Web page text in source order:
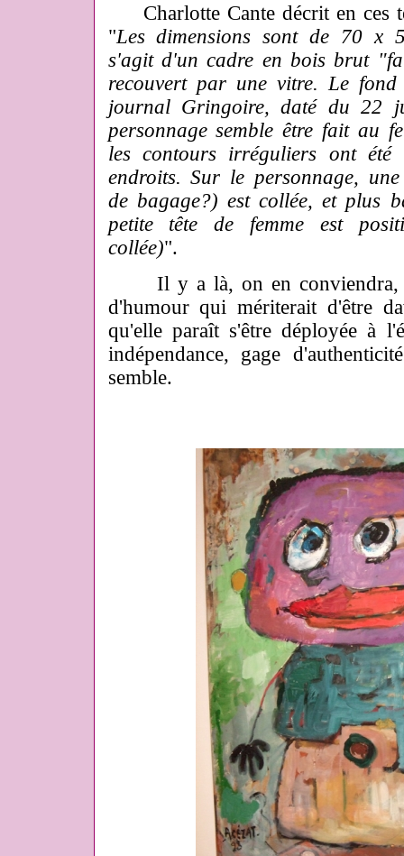
Charlotte Cante décrit en ces
"Les dimensions sont de 70 x
s'agit d'un cadre en bois brut
recouvert par une vitre. Le
journal Gringoire, daté du 22
personnage semble être fait au
les contours irréguliers ont
endroits. Sur le personnage,
de bagage?) est collée, et plus
petite tête de femme est
collée)".
Il y a là, on en conviendra,
d'humour qui mériterait d'être
qu'elle paraît s'être déployée à
indépendance, gage
semble.